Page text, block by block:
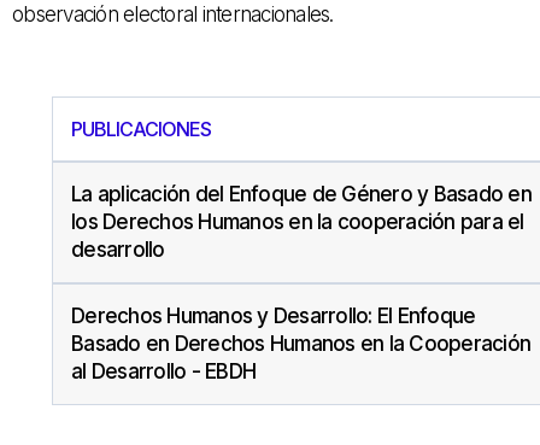
observación electoral internacionales.
PUBLICACIONES
La aplicación del Enfoque de Género y Basado en
los Derechos Humanos en la cooperación para el
desarrollo
Derechos Humanos y Desarrollo: El Enfoque
Basado en Derechos Humanos en la Cooperación
al Desarrollo - EBDH